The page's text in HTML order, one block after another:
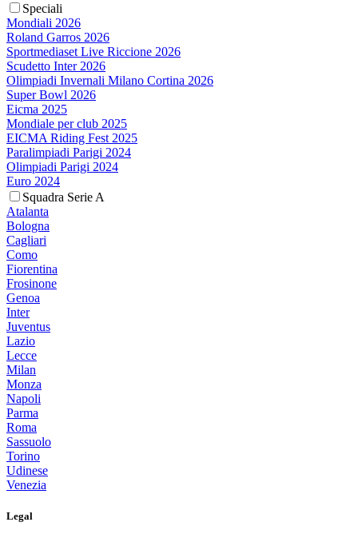
Speciali
Mondiali 2026
Roland Garros 2026
Sportmediaset Live Riccione 2026
Scudetto Inter 2026
Olimpiadi Invernali Milano Cortina 2026
Super Bowl 2026
Eicma 2025
Mondiale per club 2025
EICMA Riding Fest 2025
Paralimpiadi Parigi 2024
Olimpiadi Parigi 2024
Euro 2024
Squadra Serie A
Atalanta
Bologna
Cagliari
Como
Fiorentina
Frosinone
Genoa
Inter
Juventus
Lazio
Lecce
Milan
Monza
Napoli
Parma
Roma
Sassuolo
Torino
Udinese
Venezia
Legal